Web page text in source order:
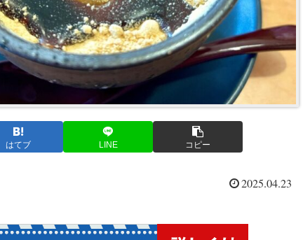
はてブ LINE コピー
2025.04.23